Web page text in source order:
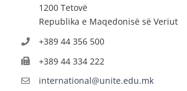
1200 Tetovë
Republika e Maqedonisë së Veriut
+389 44 356 500
+389 44 334 222
international@unite.edu.mk